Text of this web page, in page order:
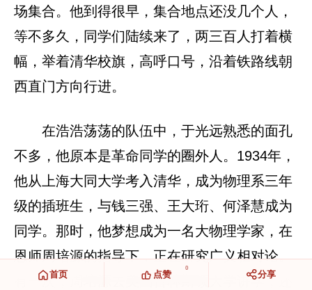
场集合。他到得很早，集合地点还没几个人，
等不多久，同学们陆续来了，两三百人打着横
幅，举着清华校旗，高呼口号，沿着铁路线朝
西直门方向行进。
在浩浩荡荡的队伍中，于光远熟悉的面孔
不多，他原本是革命同学的圈外人。1934年，
他从上海大同大学考入清华，成为物理系三年
级的插班生，与钱三强、王大珩、何泽慧成为
同学。那时，他梦想成为一名大物理学家，在
恩师周培源的指导下，正在研究广义相对论。
有一次，周培源去美国普林斯顿大学讲学，还
首页
0
点赞 分享